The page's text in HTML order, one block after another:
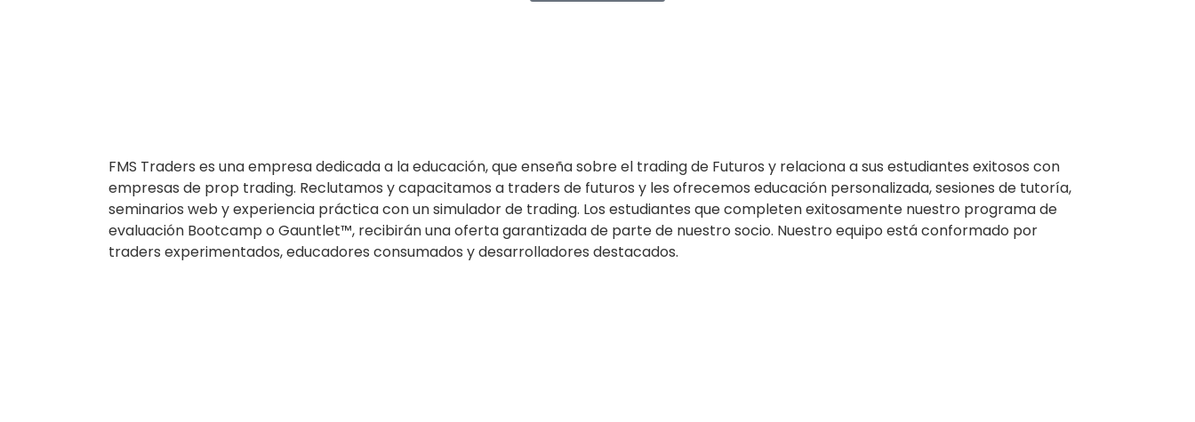
FMS Traders es una empresa dedicada a la educación, que enseña sobre el trading de Futuros y relaciona a sus estudiantes exitosos con
empresas de prop trading. Reclutamos y capacitamos a traders de futuros y les ofrecemos educación personalizada, sesiones de tutoría,
seminarios web y experiencia práctica con un simulador de trading. Los estudiantes que completen exitosamente nuestro programa de
evaluación Bootcamp o Gauntlet™, recibirán una oferta garantizada de parte de nuestro socio. Nuestro equipo está conformado por
traders experimentados, educadores consumados y desarrolladores destacados.